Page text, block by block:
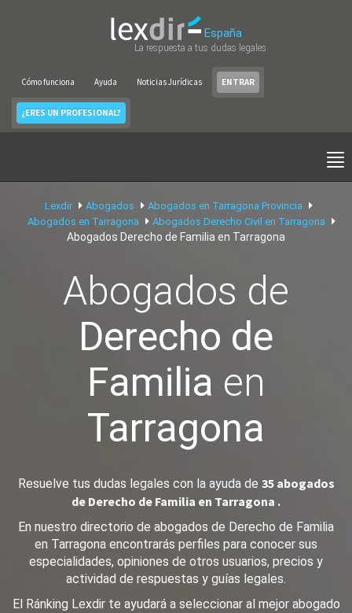
España
La respuesta a tus dudas legales
Cómo funciona Ayuda Noticias Jurídicas ENTRAR
¿ERES UN PROFESIONAL?
Lexdir Abogados
Abogados en Tarragona Provincia
Abogados en Tarragona
Abogados Derecho Civil en Tarragona
Abogados Derecho de Familia en Tarragona
Abogados de
Derecho de
Familia en
Tarragona
Resuelve tus dudas legales con la ayuda de 35 abogados
de Derecho de Familia en Tarragona .
En nuestro directorio de abogados de Derecho de Familia
en Tarragona encontrarás perfiles para conocer sus
especialidades, opiniones de otros usuarios, precios y
actividad de respuestas y guías legales.
El Ránking Lexdir te ayudará a seleccionar al mejor abogado